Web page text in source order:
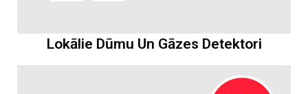
Lokālie Dūmu Un Gāzes Detektori